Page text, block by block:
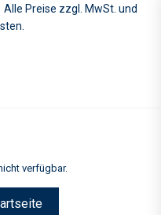
Preise zzgl. MwSt. und
verfügbar.